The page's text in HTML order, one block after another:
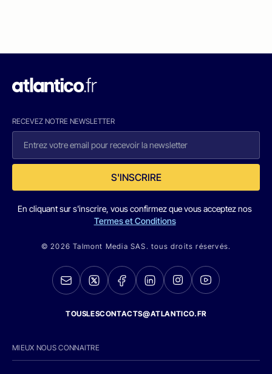
RECEVEZ NOTRE NEWSLETTER
S'INSCRIRE
En cliquant sur s'inscrire, vous confirmez que vous acceptez nos
Termes et Conditions
© 2026 Talmont Media SAS. tous droits réservés.
TOUSLESCONTACTS@ATLANTICO.FR
MIEUX NOUS CONNAITRE